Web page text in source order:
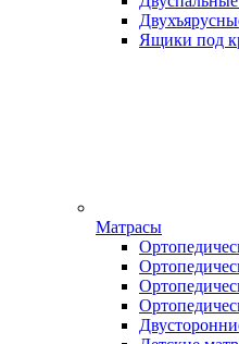
Ящики под
Матрасы